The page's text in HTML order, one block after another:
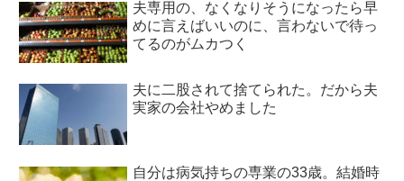
夫専用の、なくなりそうになったら早
めに言えばいいのに、言わないで待っ
てるのがムカつく
夫に二股されて捨てられた。だから夫
実家の会社やめました
自分は病気持ちの専業の33歳。結婚時